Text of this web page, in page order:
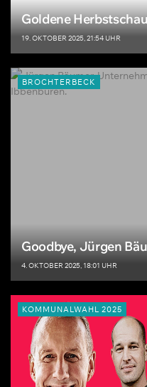
Goldene
19. OKTOBER 2025, 21:54 UHR
BROCHTERBECK
Goodbye, Jürgen
4. OKTOBER 2025, 18:01 UHR
KOMMUNALWAHL 2025